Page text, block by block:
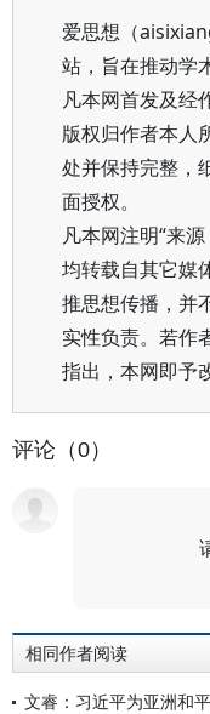
爱思想（
站，旨在推动学
凡本网首发及经
版权归作者本人
处并保持完整，
面授权。
凡本网注明“来
均转载自其它媒
推思想传播，并
实性负责。若作
指出，本网即予
评论（0）
相同作者阅读
文睿：习近平为亚洲和